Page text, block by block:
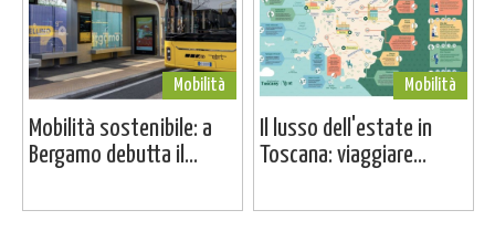
Mobilità
Mobilità sostenibile: a
Bergamo debutta il...
Mobilità
Il lusso dell'estate in
Toscana: viaggiare...